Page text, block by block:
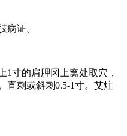
病证。
1寸的肩胛冈上窝处取穴，
直刺或斜刺0.5-1寸。艾炷